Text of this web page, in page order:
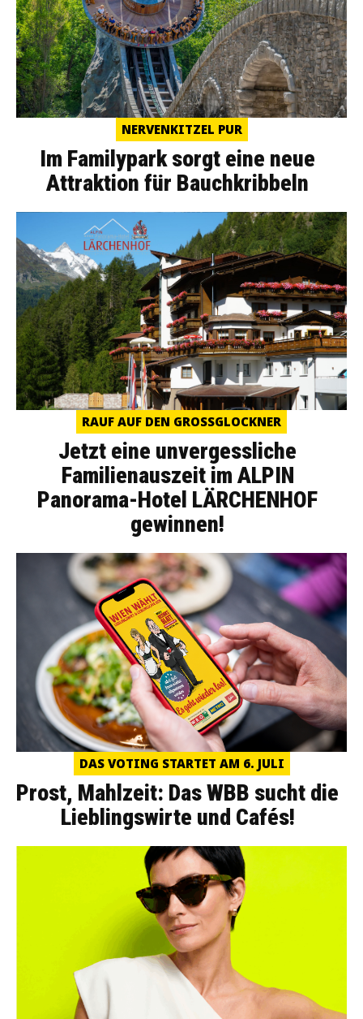
NERVENKITZEL PUR
Im Familypark sorgt eine neue
Attraktion für Bauchkribbeln
RAUF AUF DEN GROSSGLOCKNER
Jetzt eine unvergessliche
Familienauszeit im ALPIN
Panorama-Hotel LÄRCHENHOF
gewinnen!
DAS VOTING STARTET AM 6. JULI
Prost, Mahlzeit: Das WBB sucht die
Lieblingswirte und Cafés!